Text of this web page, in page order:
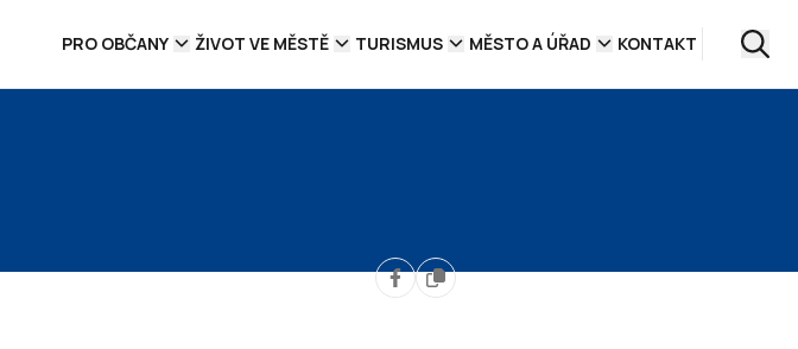
PRO OBČANY ŽIVOT VE MĚSTĚ TURISMUS MĚSTO A ÚŘAD KONTAKT